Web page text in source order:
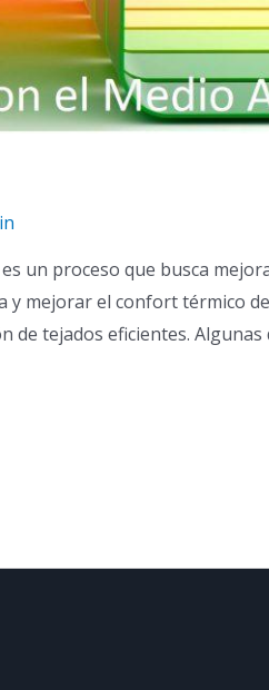
un proceso que busca
mejorar el confort térmico
de tejados eficientes. Algunas